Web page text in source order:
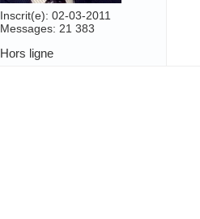
Inscrit(e): 02-03-2011
Messages: 21 383
Hors ligne